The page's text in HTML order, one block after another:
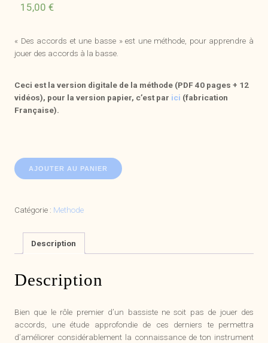
15,00 €
« Des accords et une basse » est une méthode, pour apprendre à
jouer des accords à la basse.
Ceci est la version digitale de la méthode (PDF 40 pages + 12
vidéos), pour la version papier, c’est par ici (fabrication
Française).
quantité
de
et
1
AJOUTER AU PANIER
Catégorie : Methode
Description
Description
Bien que le rôle premier d’un bassiste ne soit pas de jouer des
accords, une étude approfondie de ces derniers te permettra
d’améliorer considérablement la connaissance de ton instrument